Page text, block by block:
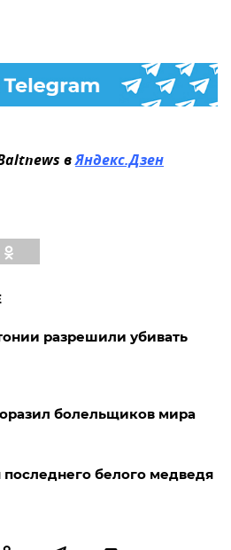
вЯндекс.Дзен
разрешили убивать
болельщиков мира
белого медведя